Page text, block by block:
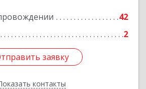
42
2
заявку
контакты
заявку
Назад